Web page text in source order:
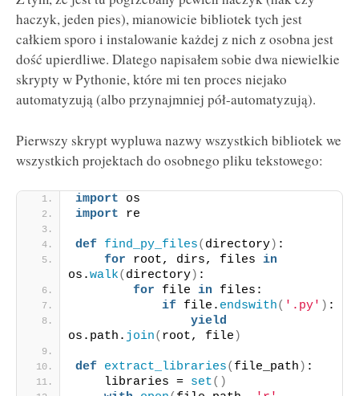
haczyk, jeden pies), mianowicie bibliotek tych jest
całkiem sporo i instalowanie każdej z nich z osobna jest
dość upierdliwe. Dlatego napisałem sobie dwa niewielkie
skrypty w Pythonie, które mi ten proces niejako
automatyzują (albo przynajmniej pół-automatyzują).
Pierwszy skrypt wypluwa nazwy wszystkich bibliotek we
wszystkich projektach do osobnego pliku tekstowego:
import os
import re
def find_py_files( directory) :
for root, dirs, files in
os.walk( directory) :
for file in files:
if file. endswith( '.py' ) :
yield
os.path. join( root, file )
def extract_libraries( file_path ) :
    libraries =
set()